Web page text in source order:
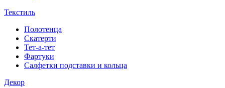
Текстиль
Полотенца
Скатерти
Тет-а-тет
Фартуки
Салфетки подставки и кольца
Декор